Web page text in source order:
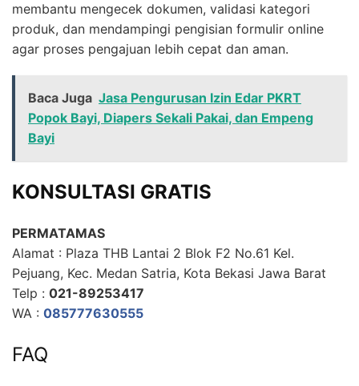
membantu mengecek dokumen, validasi kategori
produk, dan mendampingi pengisian formulir online
agar proses pengajuan lebih cepat dan aman.
Baca Juga Jasa Pengurusan Izin Edar PKRT
Popok Bayi, Diapers Sekali Pakai, dan Empeng
Bayi
KONSULTASI GRATIS
PERMATAMAS
Alamat : Plaza THB Lantai 2 Blok F2 No.61 Kel.
Pejuang, Kec. Medan Satria, Kota Bekasi Jawa Barat
Telp : 021-89253417
WA : 085777630555
FAQ